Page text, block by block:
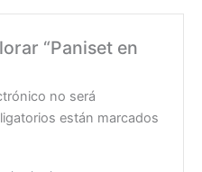
“Paniset en
no será
están marcados